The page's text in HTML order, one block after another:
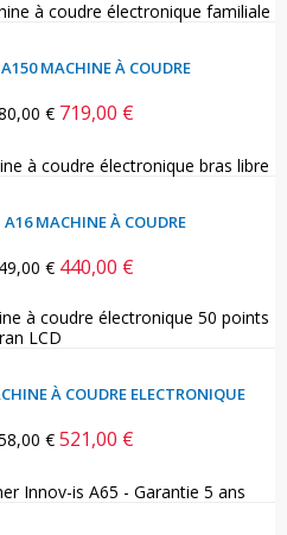
MACHINE À COUDRE
€ Prix
719,00 €
MACHINE À COUDRE
€ Prix
440,00 €
À COUDRE ELECTRONIQUE
€ Prix
521,00 €